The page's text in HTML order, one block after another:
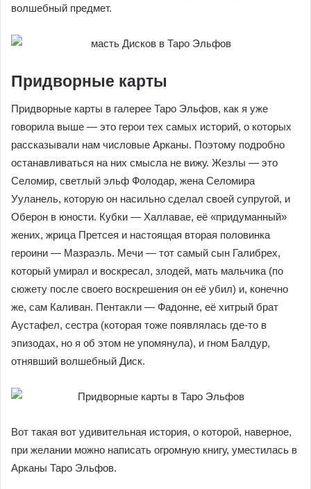
стала, но хитрый брат предложил ей закопать его в лесу,
после чего сам, конечно же, его перепрятал. Хорошо
спрятать магический Диск братец, увы, не сумел, и его
ушлые карлики заставили её отработать его стоимость.
В итоге сокровище всё же вернулось к своей законной
владелице (хотя, кто знает, может потерял-то его вообще
кто-то другой?), но она решила преподнести его в
подарок Оберону. Так у него появился последний
четвёртый волшебный предмет.
Придворные карты
Придворные карты в галерее Таро Эльфов, как я уже
говорила выше — это герои тех самых историй, о
которых рассказывали нам числовые Арканы. Поэтому
подробно останавливаться на них смысла не вижу.
Жезлы — это Селомир, светлый эльф Фолодар, жена
Селомира Ууланель, которую он насильно сделал своей
супругой, и Оберон в юности. Кубки — Халлавае, её
«придуманный» жених, жрица Претсея и настоящая